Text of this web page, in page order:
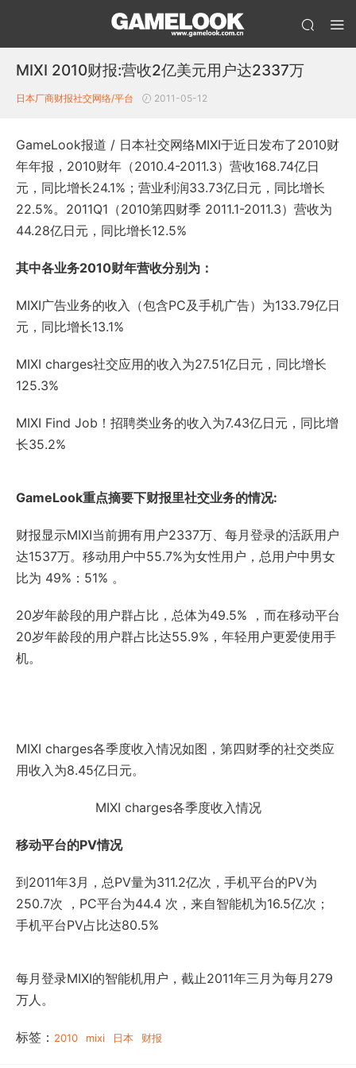
MIXI 2010财报:营收2亿美元用户达2337万
日本厂商财报社交网络/平台 2011-05-12
GameLook报道 / 日本社交网络MIXI于近日发布了2010财
年年报，2010财年（2010.4-2011.3）营收168.74亿日
元，同比增长24.1%；营业利润33.73亿日元，同比增长
22.5%。2011Q1（2010第四财季 2011.1-2011.3）营收为
44.28亿日元，同比增长12.5%
其中各业务2010财年营收分别为：
MIXI广告业务的收入（包含PC及手机广告）为133.79亿日
元，同比增长13.1%
MIXI charges社交应用的收入为27.51亿日元，同比增长
125.3%
MIXI Find Job！招聘类业务的收入为7.43亿日元，同比增
长35.2%
GameLook重点摘要下财报里社交业务的情况:
财报显示MIXI当前拥有用户2337万、每月登录的活跃用户
达1537万。移动用户中55.7%为女性用户，总用户中男女
比为 49%：51% 。
20岁年龄段的用户群占比，总体为49.5% ，而在移动平台
20岁年龄段的用户群占比达55.9%，年轻用户更爱使用手
机。
MIXI charges各季度收入情况如图，第四财季的社交类应
用收入为8.45亿日元。
MIXI charges各季度收入情况
移动平台的PV情况
到2011年3月，总PV量为311.2亿次，手机平台的PV为
250.7次 ，PC平台为44.4 次，来自智能机为16.5亿次；
手机平台PV占比达80.5%
每月登录MIXI的智能机用户，截止2011年三月为每月279
万人。
标签： 2010 mixi 日本 财报